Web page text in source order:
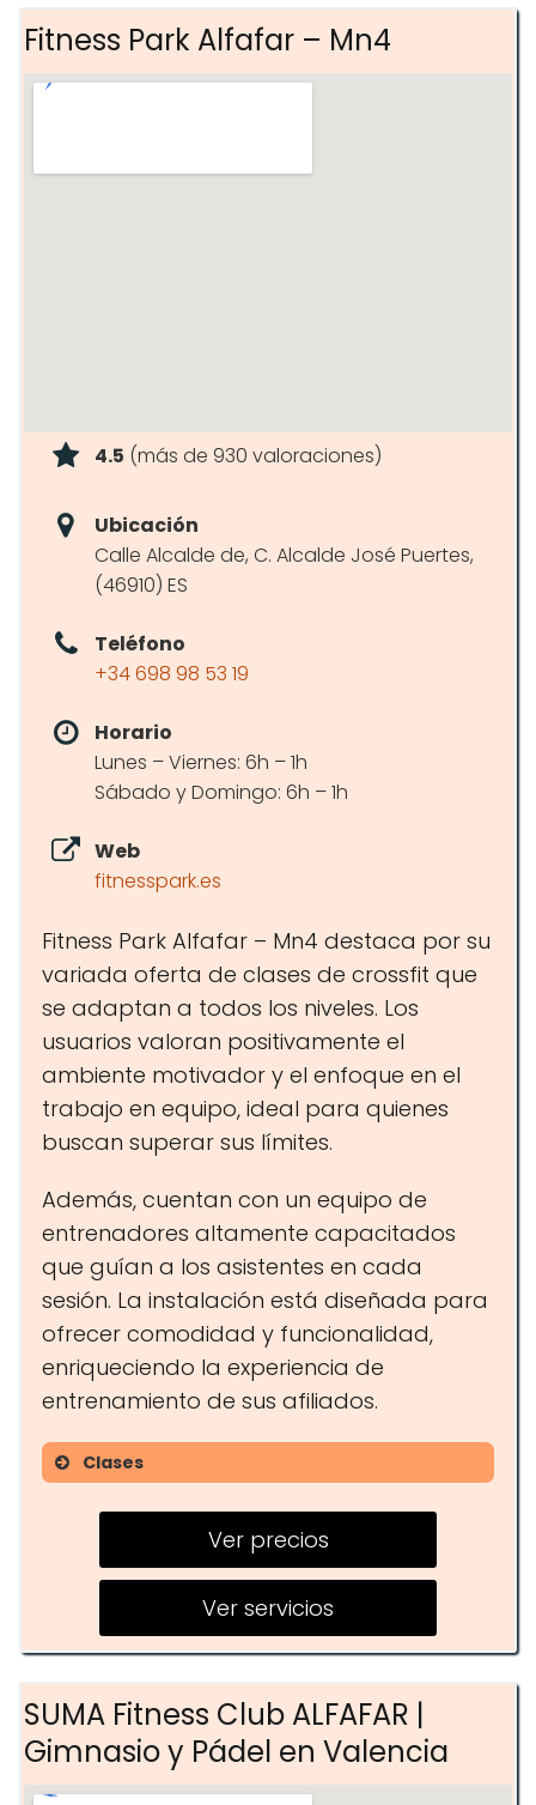
Fitness Park Alfafar – Mn4
4.5 (más de 930 valoraciones)
Ubicación
Calle Alcalde de, C. Alcalde José Puertes,
(46910) ES
Teléfono
+34 698 98 53 19
Horario
Lunes – Viernes: 6h – 1h
Sábado y Domingo: 6h – 1h
Web
fitnesspark.es
Fitness Park Alfafar – Mn4 destaca por su
variada oferta de clases de crossfit que
se adaptan a todos los niveles. Los
usuarios valoran positivamente el
ambiente motivador y el enfoque en el
trabajo en equipo, ideal para quienes
buscan superar sus límites.
Además, cuentan con un equipo de
entrenadores altamente capacitados
que guían a los asistentes en cada
sesión. La instalación está diseñada para
ofrecer comodidad y funcionalidad,
enriqueciendo la experiencia de
entrenamiento de sus afiliados.
Clases
Entrenamientos de crossfit
Clases de alta intensidad
Sesiones de movilidad y técnica
Ver precios
Ver servicios
SUMA Fitness Club ALFAFAR |
Gimnasio y Pádel en Valencia